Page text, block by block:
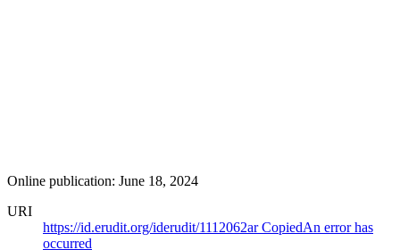
Online publication: June 18, 2024
URI
https://id.erudit.org/iderudit/1112062arCopiedAn error has
occurred